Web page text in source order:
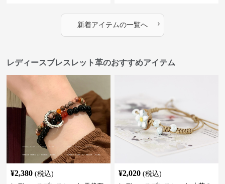
新着アイテムの一覧へ ›
レディースブレスレット革のおすすめアイテム
¥2,380 (税込)
¥2,020 (税込)